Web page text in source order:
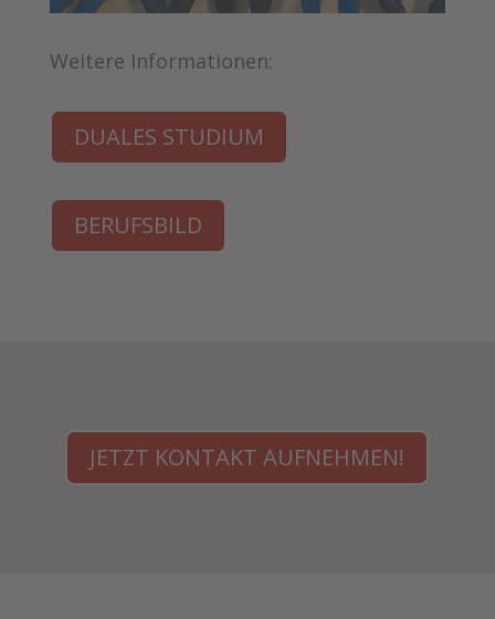
Weitere Informationen:
DUALES STUDIUM
BERUFSBILD
JETZT KONTAKT AUFNEHMEN!